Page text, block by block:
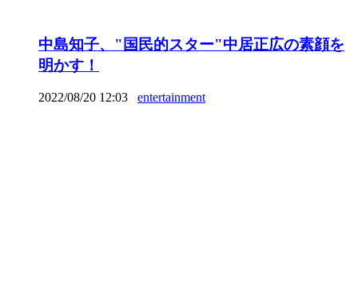
中島知子、"国民的スター"中居正広の素顔を
明かす！
2022/08/20 12:03 entertainment